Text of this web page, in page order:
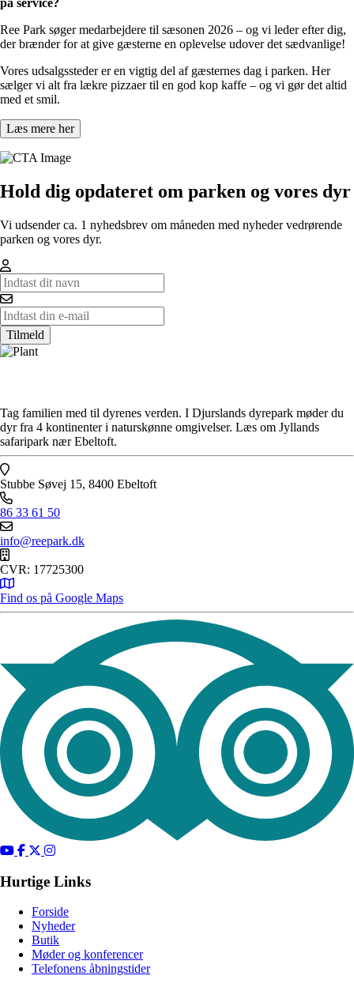
på service?
Ree Park søger medarbejdere til sæsonen 2026 – og vi leder efter dig,
der brænder for at give gæsterne en oplevelse udover det sædvanlige!
Vores udsalgssteder er en vigtig del af gæsternes dag i parken. Her
sælger vi alt fra lækre pizzaer til en god kop kaffe – og vi gør det altid
med et smil.
Læs mere her
Hold dig opdateret om parken og vores dyr
Vi udsender ca. 1 nyhedsbrev om måneden med nyheder vedrørende
parken og vores dyr.
Tilmeld
Tag familien med til dyrenes verden. I Djurslands dyrepark møder du
dyr fra 4 kontinenter i naturskønne omgivelser. Læs om Jyllands
safaripark nær Ebeltoft.
Stubbe Søvej 15, 8400 Ebeltoft
86 33 61 50
info@reepark.dk
CVR: 17725300
Find os på Google Maps
Hurtige Links
Forside
Nyheder
Butik
Møder og konferencer
Telefonens åbningstider